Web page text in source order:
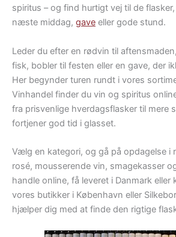
spiritus – og find hurtigt vej til de
næste middag, gave eller gode stund.
Leder du efter en rødvin til
fisk, bobler til festen eller en gave, der
Her begynder turen rundt i vores
Vinhandel finder du vin og spiritus
fra prisvenlige hverdagsflasker til mere
fortjener god tid i glasset.
Vælg en kategori, og gå på opdagelse i
rosé, mousserende vin, smagekasser
handle online, få leveret i Danmark eller
vores butikker i København eller
hjælper dig med at finde den rigtige